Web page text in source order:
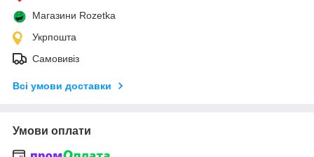
Магазини Rozetka
Укрпошта
Самовивіз
Всі умови доставки
Умови оплати